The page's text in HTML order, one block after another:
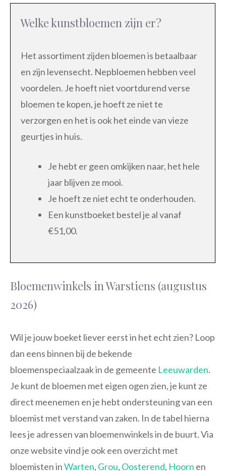
Welke kunstbloemen zijn er?
Het assortiment zijden bloemen is betaalbaar
en zijn levensecht. Nepbloemen hebben veel
voordelen. Je hoeft niet voortdurend verse
bloemen te kopen, je hoeft ze niet te
verzorgen en het is ook het einde van vieze
geurtjes in huis.
Je hebt er geen omkijken naar, het hele
jaar blijven ze mooi.
Je hoeft ze niet echt te onderhouden.
Een kunstboeket bestel je al vanaf
€51,00.
Bloemenwinkels in Warstiens (augustus
2026)
Wil je jouw boeket liever eerst in het echt zien? Loop
dan eens binnen bij de bekende
bloemenspeciaalzaak in de gemeente Leeuwarden.
Je kunt de bloemen met eigen ogen zien, je kunt ze
direct meenemen en je hebt ondersteuning van een
bloemist met verstand van zaken. In de tabel hierna
lees je adressen van bloemenwinkels in de buurt. Via
onze website vind je ook een overzicht met
bloemisten inWarten, Grou, Oosterend, Hoorn en